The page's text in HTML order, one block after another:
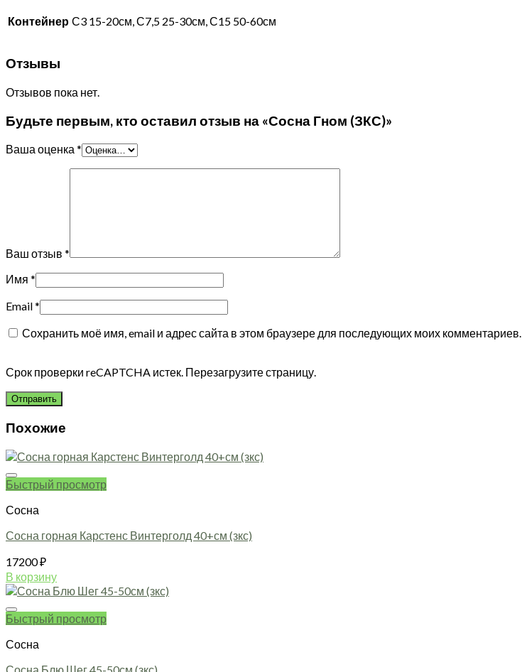
Контейнер С3 15-20см, С7,5 25-30см, С15 50-60см
Отзывы
Отзывов пока нет.
Будьте первым, кто оставил отзыв на «Сосна Гном (ЗКС)»
Ваша оценка *
Ваш отзыв *
Имя *
Email*
Сохранить моё имя, email и адрес сайта в этом браузере для последующих моих комментариев.
Срок проверки reCAPTCHA истек. Перезагрузите страницу.
Похожие
Быстрый просмотр
Сосна
Сосна горная Карстенс Винтерголд 40+см (зкс)
17200₽
В корзину
Быстрый просмотр
Сосна
Сосна Блю Шег 45-50см (зкс)